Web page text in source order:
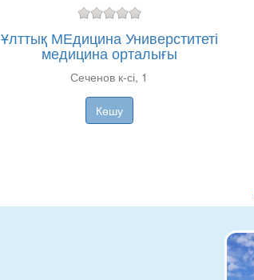
Ұлттық МЕдицина Универститеті
медицина орталығы
Сеченов к-сі, 1
Көшу